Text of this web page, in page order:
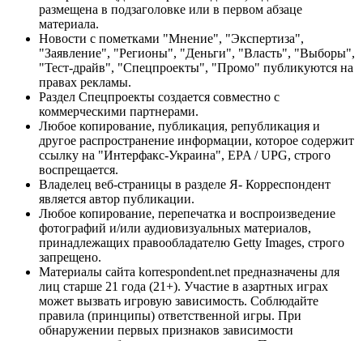
размещена в подзаголовке или в первом абзаце
материала.
Новости с пометками "Мнение", "Экспертиза",
"Заявление", "Регионы", "Деньги", "Власть", "Выборы",
"Тест-драйв", "Спецпроекты", "Промо" публикуются на
правах рекламы.
Раздел Спецпроекты создается совместно с
коммерческими партнерами.
Любое копирование, публикация, републикация и
другое распространение информации, которое содержит
ссылку на "Интерфакс-Украина", EPA / UPG, строго
воспрещается.
Владелец веб-страницы в разделе Я- Корреспондент
является автор публикации.
Любое копирование, перепечатка и воспроизведение
фотографий и/или аудиовизуальных материалов,
принадлежащих правообладателю Getty Images, строго
запрещено.
Материалы сайта korrespondent.net предназначены для
лиц старше 21 года (21+). Участие в азартных играх
может вызвать игровую зависимость. Соблюдайте
правила (принципы) ответственной игры. При
обнаружении первых признаков зависимости